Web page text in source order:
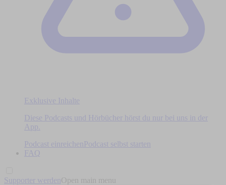
Exklusive Inhalte
Diese Podcasts und Hörbücher hörst du nur bei uns in der
App.
Podcast einreichen
Podcast selbst starten
FAQ
Supporter werden Open main menu